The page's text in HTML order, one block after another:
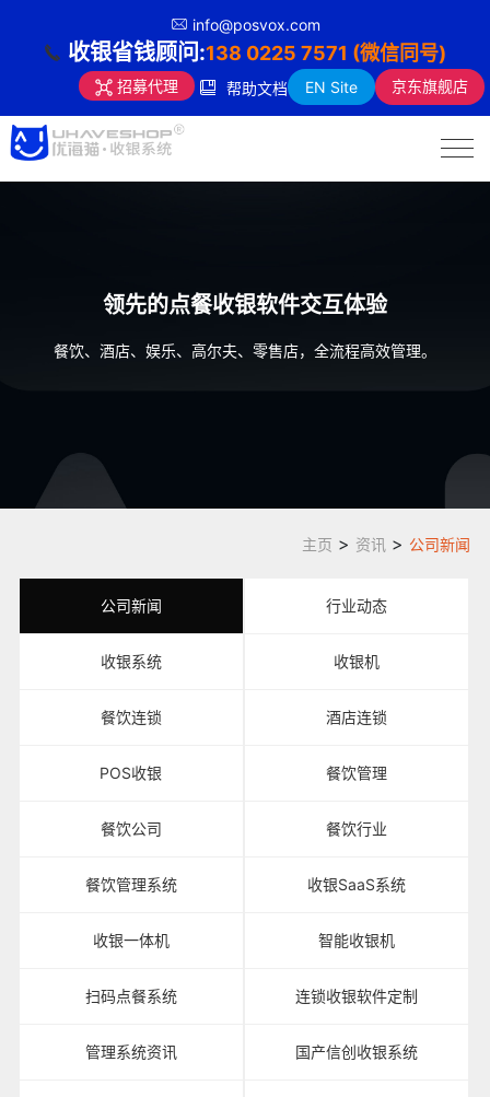
info@posvox.com
收银省钱顾问:138 0225 7571 (微信同号)
招募代理 帮助文档 EN Site 京东旗舰店
领先的点餐收银软件交互体验
餐饮、酒店、娱乐、高尔夫、零售店，全流程高效管理。
主页 > 资讯 > 公司新闻
公司新闻 行业动态
收银系统 收银机
餐饮连锁 酒店连锁
POS收银 餐饮管理
餐饮公司 餐饮行业
餐饮管理系统 收银SaaS系统
收银一体机 智能收银机
扫码点餐系统 连锁收银软件定制
管理系统资讯 国产信创收银系统